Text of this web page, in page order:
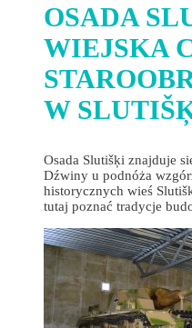
OSADA
WIEJSKA
W
Osada Slutišķi znajduje
Dźwiny u podnóża
historycznych wieś
tutaj poznać tradycje